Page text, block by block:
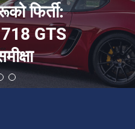
फिर्ती:
GTS